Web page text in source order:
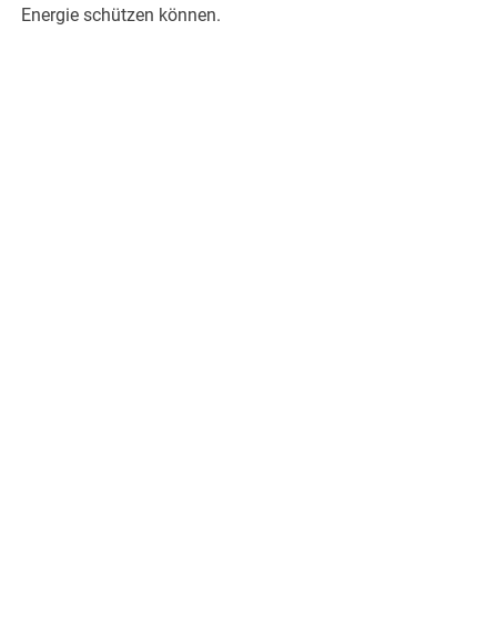
Energie schützen können.